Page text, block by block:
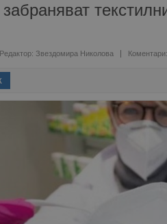
Редактор: Звездомира Николова